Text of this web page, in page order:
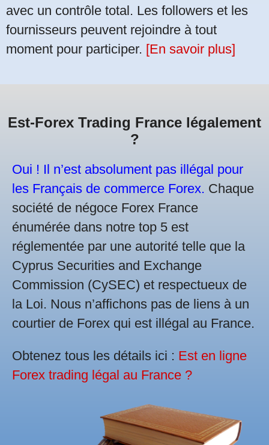
avec un contrôle total. Les followers et les
fournisseurs peuvent rejoindre à tout
moment pour participer. [En savoir plus]
Est-Forex Trading France légalement
?
Oui ! Il n’est absolument pas illégal pour
les Français de commerce Forex. Chaque
société de négoce Forex France
énumérée dans notre top 5 est
réglementée par une autorité telle que la
Cyprus Securities and Exchange
Commission (CySEC) et respectueux de
la Loi. Nous n’affichons pas de liens à un
courtier de Forex qui est illégal au France.
Obtenez tous les détails ici : Est en ligne
Forex trading légal au France ?